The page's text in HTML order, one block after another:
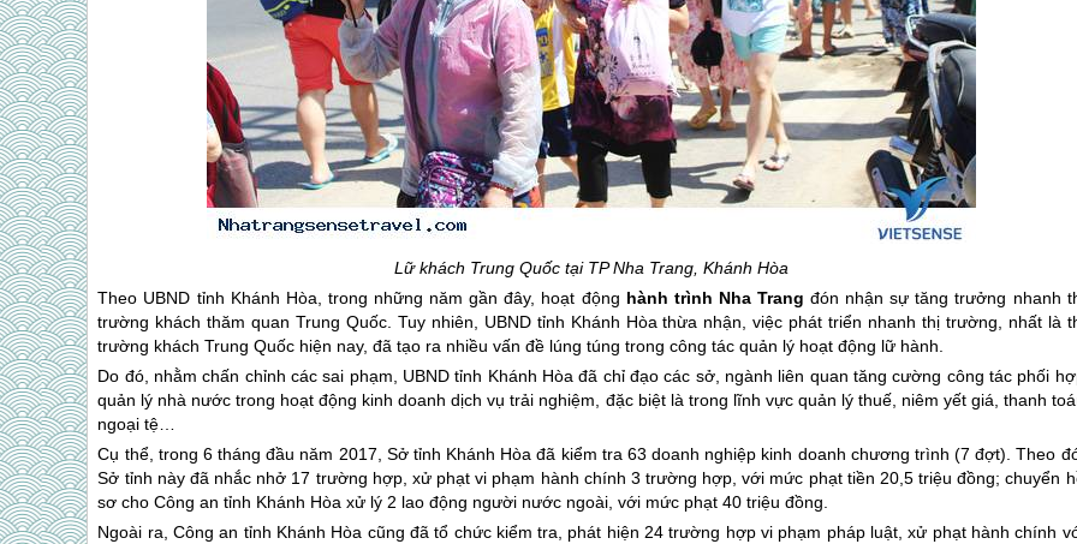
Lữ khách Trung Quốc tại TPNha Trang, Khánh Hòa
Theo UBND tỉnh Khánh Hòa, trong những năm gần đây, hoạt động hành trình Nha Trang đón nhận sự tăng trưởng nhanh
trường khách thăm quan Trung Quốc. Tuy nhiên, UBND tỉnh Khánh Hòa thừa nhận, việc phát triển nhanh thị trường, nhất là
trường khách Trung Quốc hiện nay, đã tạo ra nhiều vấn đề lúng túng trong công tác quản lý hoạt động lữ hành.
Do đó, nhằm chấn chỉnh các sai phạm, UBND tỉnh Khánh Hòa đã chỉ đạo các sở, ngành liên quan tăng cường công tác phối
quản lý nhà nước trong hoạt động kinh doanh dịch vụ trải nghiệm, đặc biệt là trong lĩnh vực quản lý thuế, niêm yết giá, thanh
ngoại tệ…
Cụ thể, trong 6 tháng đầu năm 2017, Sở tỉnh Khánh Hòa đã kiểm tra 63 doanh nghiệp kinh doanh chương trình (7 đợt). Theo
Sở tỉnh này đã nhắc nhở 17 trường hợp, xử phạt vi phạm hành chính 3 trường hợp, với mức phạt tiền 20,5 triệu đồng; chuyển
sơ cho Công an tỉnh Khánh Hòa xử lý 2 lao động người nước ngoài, với mức phạt 40 triệu đồng.
Ngoài ra, Công an tỉnh Khánh Hòa cũng đã tổ chức kiểm tra, phát hiện 24 trường hợp vi phạm pháp luật, xử phạt hành chính